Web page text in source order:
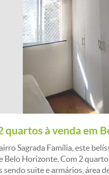
quartos à venda em
Sagrada Família, este
Belo Horizonte. Com 2
suite e armários, área